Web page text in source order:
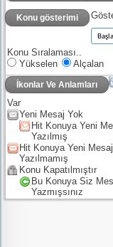
Konu gösterimi
Konu Sıralaması..
Yükselen
Alçalan
İkonlar Ve Anlamları
Var
Yeni Mesaj Yok
Hit Konuya Yeni
Yazılmış
Hit Konuya Yeni Mesaj
Yazılmamış
Konu Kapatılmıştır
Bu Konuya Siz
Yazmışsınız